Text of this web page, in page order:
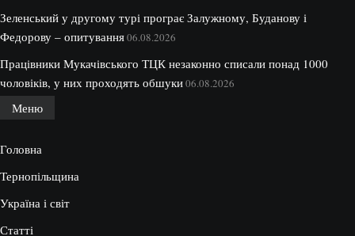
Зеленський у другому турі програє Залужному, Буданову і
Федорову – опитування06.08.2026
Працівники Мукачівського ТЦК незаконно списали понад 1000
чоловіків, у них проходять обшуки06.08.2026
Меню
Головна
Тернопільщина
Україна і світ
Статті